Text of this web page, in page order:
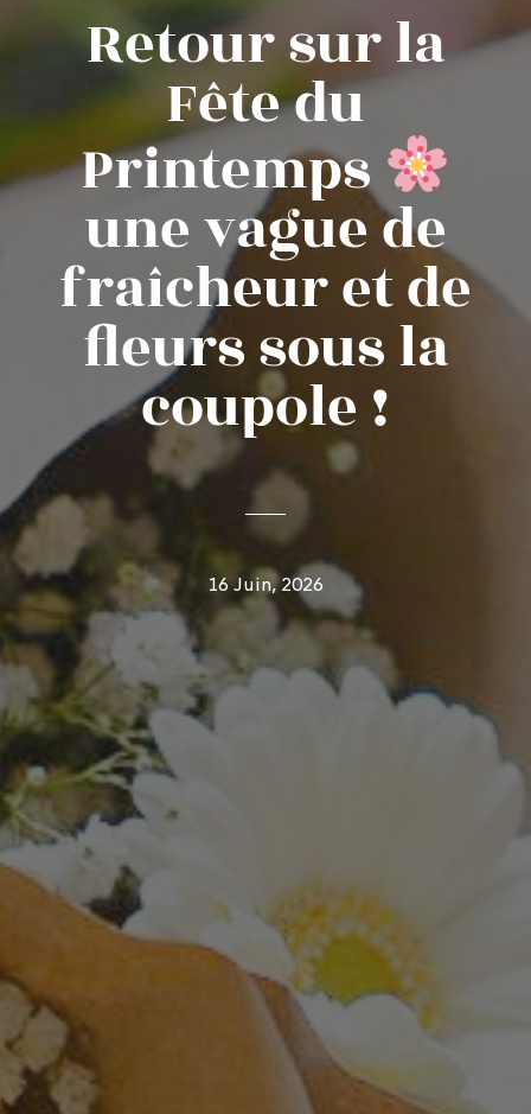
Retour sur la
Fête du
Printemps
une vague de
fraîcheur et de
fleurs sous la
coupole !
16 Juin, 2026